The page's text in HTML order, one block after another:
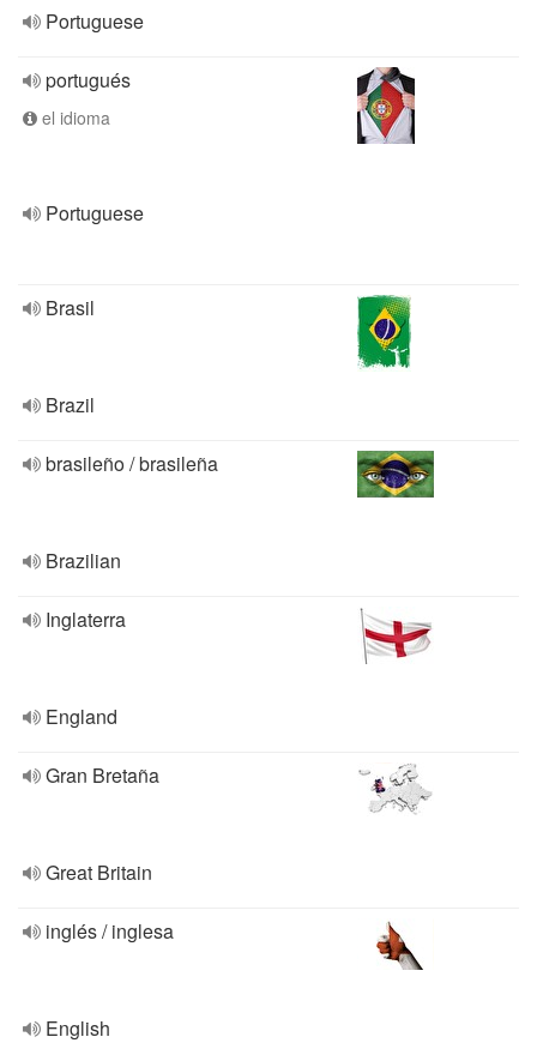
Portuguese
portugués
el idioma
Portuguese
Brasil
Brazil
brasileño / brasileña
Brazilian
Inglaterra
England
Gran Bretaña
Great Britain
inglés / inglesa
English